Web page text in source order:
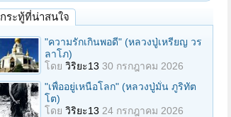
กระทู้ที่น่าสนใจ
"ความรักเกินพอดี" (หลวงปู่เหรียญ วร
ลาโภ)
โดย วิริยะ13 30 กรกฎาคม 2026
"เพื่ออยู่เหนือโลก" (หลวงปู่มั่น ภูริทัต
โต)
โดย วิริยะ13 24 กรกฎาคม 2026